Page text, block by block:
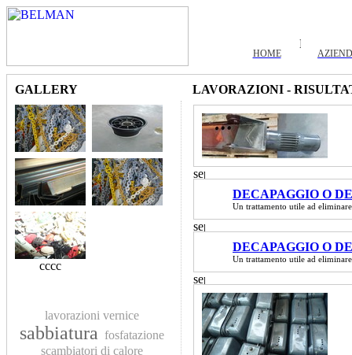
HOME
GALLERY LAVORAZIONI -
cccc
lavorazioni vernice
sabbiatura
fosfatazione
scambiatori di calore
DECAPAGGIO O
Un trattamento utile ad
DECAPAGGIO O
Un trattamento utile ad